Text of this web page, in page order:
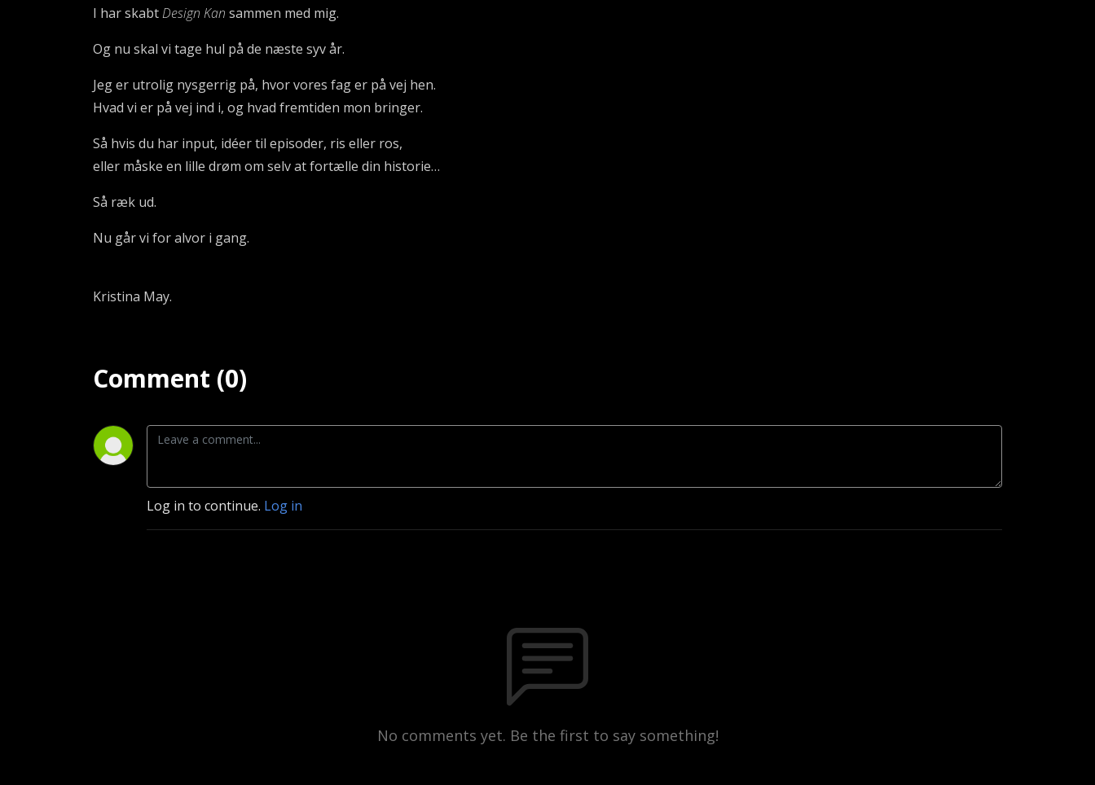
I har skabtDesign Kan sammen med mig.
Og nu skal vi tage hul på de næste syv år.
Jeg er utrolig nysgerrig på, hvor vores fag er på vej hen.
Hvad vi er på vej ind i, og hvad fremtiden mon bringer.
Så hvis du har input, idéer til episoder, ris eller ros,
eller måske en lille drøm om selv at fortælle din historie…
Så ræk ud.
Nu går vi for alvor i gang.
Kristina May.
Comment (0)
Log in to continue. Log in
No comments yet. Be the first to say something!